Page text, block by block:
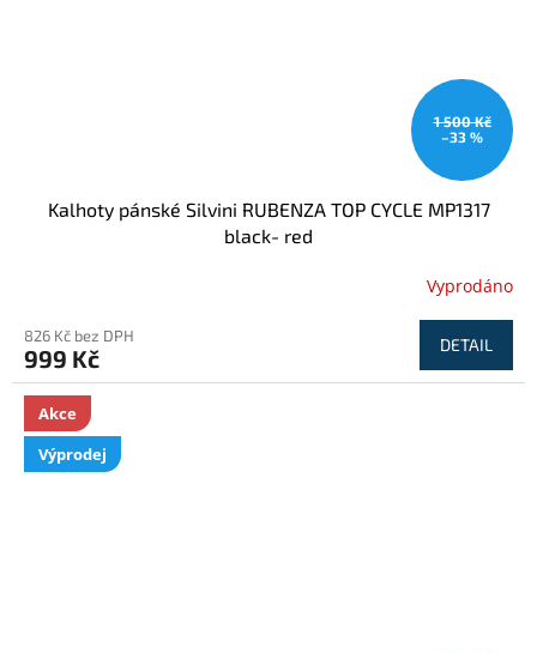
1 500 Kč
–33 %
Kalhoty pánské Silvini RUBENZA TOP CYCLE MP1317
black- red
Vyprodáno
826 Kč bez DPH
999 Kč DETAIL
Akce
Výprodej